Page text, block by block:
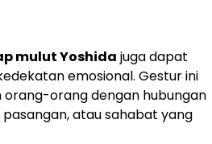
mulut Yoshida juga dapat
emosional. Gestur ini
orang-orang dengan hubungan
atau sahabat yang